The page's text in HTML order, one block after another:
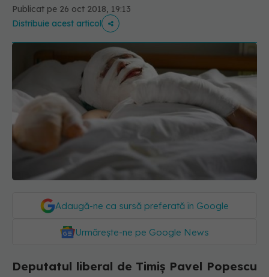
Publicat pe 26 oct 2018, 19:13
Distribuie acest articol
Adaugă-ne ca sursă preferată în Google
Urmărește-ne pe Google News
Deputatul liberal de Timiş Pavel Popescu